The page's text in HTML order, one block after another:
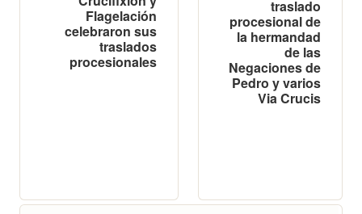
Flagelación
celebraron sus
traslados
procesionales
traslado
procesional de
la hermandad
de las
Negaciones de
Pedro y varios
Via Crucis